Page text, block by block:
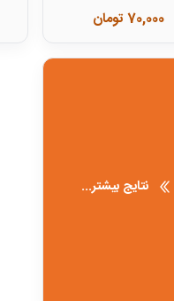
70,000 تومان
نتایج بیشتر...